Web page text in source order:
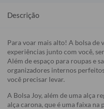
Descrição
Para voar mais alto! A bolsa de
experiências junto com você,
Além de espaço para roupas e
organizadores internos
você precisar levar.
A Bolsa Joy, além de uma alça
alça carona, que é uma faixa